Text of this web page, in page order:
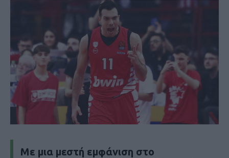
Με μια μεστή εμφάνιση στο